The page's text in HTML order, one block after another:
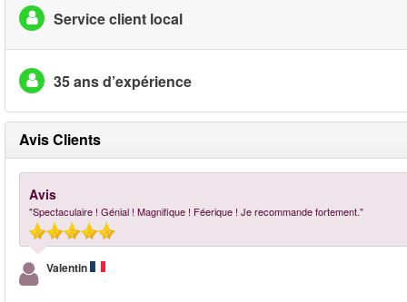
Service client local
35 ans d’expérience
Avis Clients
Avis
"Spectaculaire ! Génial ! Magnifique ! Féerique ! Je recommande fortement."
Valentin